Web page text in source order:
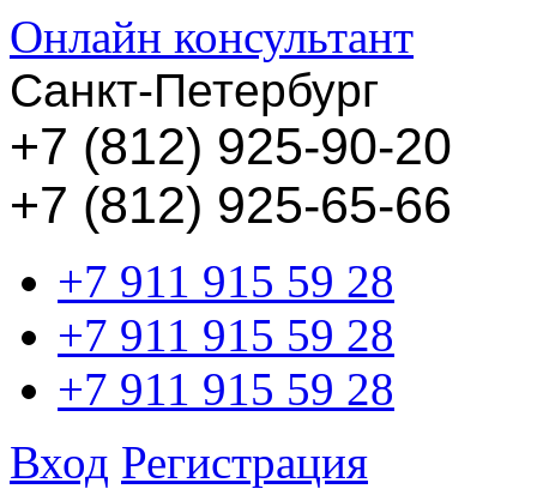
Онлайн консультант
Санкт-Петербург
+7 (812) 925-90-20
+7 (812) 925-65-66
+7 911 915 59 28
+7 911 915 59 28
+7 911 915 59 28
Вход Регистрация